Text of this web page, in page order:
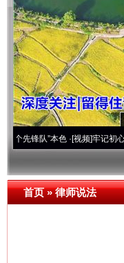
”本色·[视频]牢记初心使命 奋进
首页»律师说法